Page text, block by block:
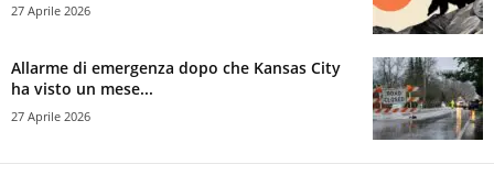
27 Aprile 2026
Allarme di emergenza dopo che Kansas City
ha visto un mese...
27 Aprile 2026